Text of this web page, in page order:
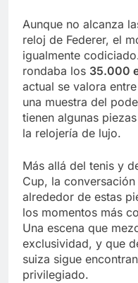
Aunque no alcanza
reloj de Federer, el
igualmente
rondaba los 35.000
actual se valora entre
una muestra del
tienen algunas
la relojería de lujo.
Más allá del tenis y
Cup, la
alrededor de estas
los momentos más
Una escena que
exclusividad, y que
suiza sigue
privilegiado.